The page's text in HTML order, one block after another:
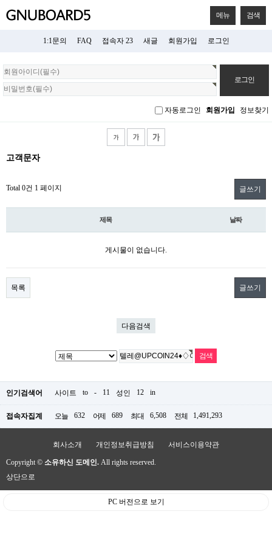
메뉴 검색
1:1문의 FAQ 접속자 23 새글 회원가입 로그인
회
원
로
자동로그인 회원가입 정보찾기
고객문자
Total 0건 1 페이지 글쓰기
제목 날짜
게시물이 없습니다.
목록 글쓰기
다음검색
인기검색어 사이트 to - 11 성인 12 in
접속자집계 오늘 632 어제 689 최대 6,508 전체 1,491,293
회사소개 개인정보취급방침 서비스이용약관
Copyright © 소유하신 도메인. All rights reserved.
상단으로
PC 버전으로 보기